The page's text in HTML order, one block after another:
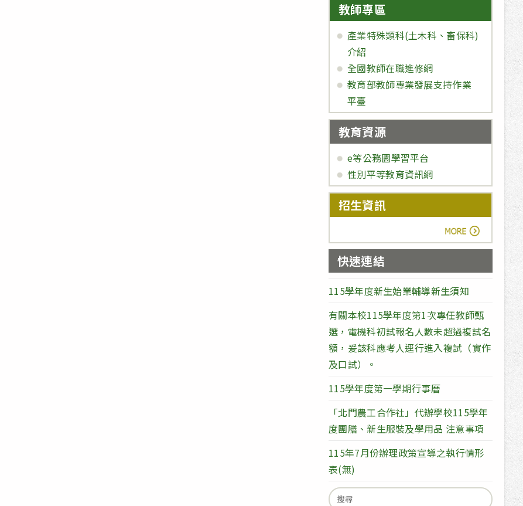
教師專區
產業特殊類科(土木科、畜保科)
介紹
全國教師在職進修網
教育部教師專業發展支持作業
平臺
教育資源
e等公務園學習平台
性別平等教育資訊網
招生資訊
快速連結
115學年度新生始業輔導新生須知
有關本校115學年度第1次專任教師甄
選，電機科初試報名人數未超過複試名
額，爰該科應考人逕行進入複試（實作
及口試）。
115學年度第一學期行事曆
「北門農工合作社」代辦學校115學年
度團膳、新生服裝及學用品 注意事項
115年7月份辦理政策宣導之執行情形
表(無)
Search